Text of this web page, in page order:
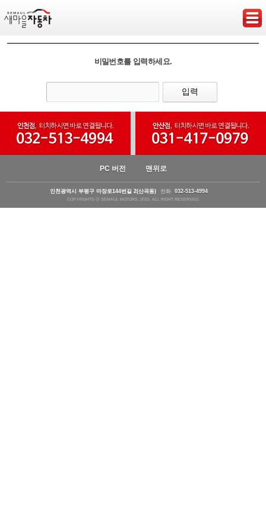
비밀번호를 입력하세요.
PC 버전 맨위로
인천광역시 부평구 마장로144번길 2(산곡동) 전화 032-513-4994
COPYRIGHTS ⓒ SEMAUL MOTORS. 2015. ALL RIGHT RESERVED.